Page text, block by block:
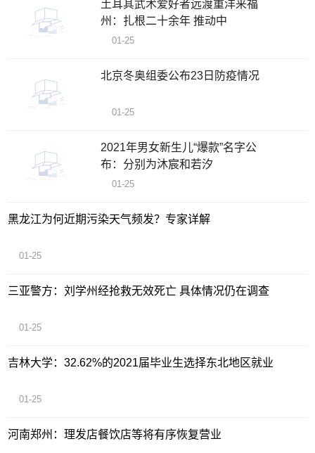
土耳其武术爱好者远渡重洋来福
州：扎根二十余年 推动中
01-25
北京冬奥组委公布23日防疫情况
01-25
2021年男女新生儿“爆款”名字公
布：分别为沐宸和若汐
01-25
黑龙江为何近期污染天气频发？专家详解
01-25
三亚警方：刘学州经抢救无效死亡 具体情况仍在调查
01-25
吉林大学：32.62%的2021届毕业生选择东北地区就业
01-25
河南郑州：理发店餐饮店等将有序恢复营业